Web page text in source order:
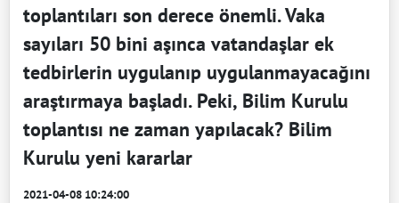
toplantıları son derece önemli. Vaka
sayıları 50 bini aşınca vatandaşlar ek
tedbirlerin uygulanıp uygulanmayacağını
araştırmaya başladı. Peki, Bilim Kurulu
toplantısı ne zaman yapılacak? Bilim
Kurulu yeni kararlar
2021-04-08 10:24:00